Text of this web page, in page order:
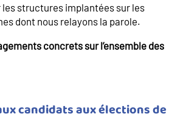
les structures implantées sur les
dont nous relayons la parole.
concrets sur l’ensemble des
candidats aux élections de